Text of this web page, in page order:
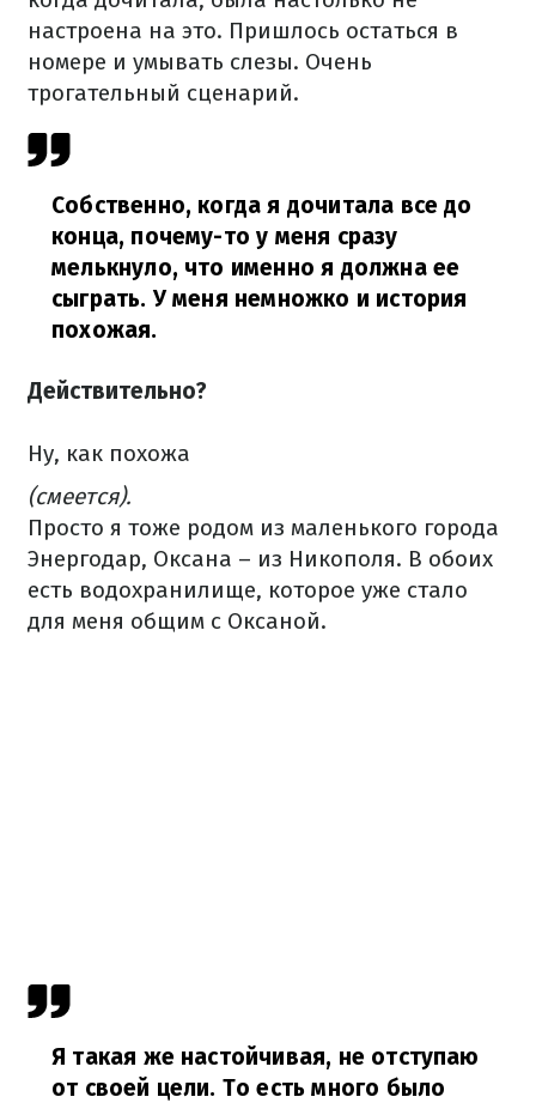
настроена на это. Пришлось остаться в
номере и умывать слезы. Очень
трогательный сценарий.
Собственно, когда я дочитала все до
конца, почему-то у меня сразу
мелькнуло, что именно я должна ее
сыграть. У меня немножко и история
похожая.
Действительно?
Ну, как похожа
(смеется).
Просто я тоже родом из маленького города
Энергодар, Оксана – из Никополя. В обоих
есть водохранилище, которое уже стало
для меня общим с Оксаной.
Я такая же настойчивая, не отступаю
от своей цели. То есть много было